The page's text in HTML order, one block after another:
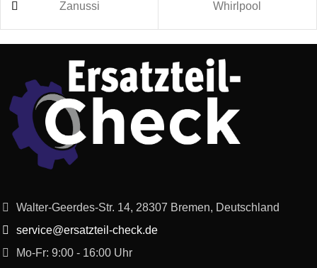
Zanussi Whirlpool
Walter-Geerdes-Str. 14, 28307 Bremen, Deutschland
service@ersatzteil-check.de
Mo-Fr: 9:00 - 16:00 Uhr